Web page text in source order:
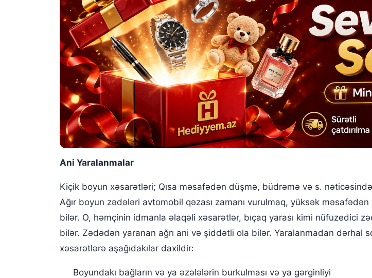
Ani Yaralanmalar
Kiçik boyun xəsarətləri; Qısa məsafədən düşmə, büdrəmə və s.
Ağır boyun zədələri avtomobil qəzası zamanı vurulmaq, yüksək
bilər. O, həmçinin idmanla əlaqəli xəsarətlər, bıçaq yarası kimi nüfuzedici
bilər. Zədədən yaranan ağrı ani və şiddətli ola bilər. Yaralanmadan dərhal
xəsarətlərə aşağıdakılar daxildir:
Boyundakı bağların və ya əzələlərin burkulması və ya gərginliyi